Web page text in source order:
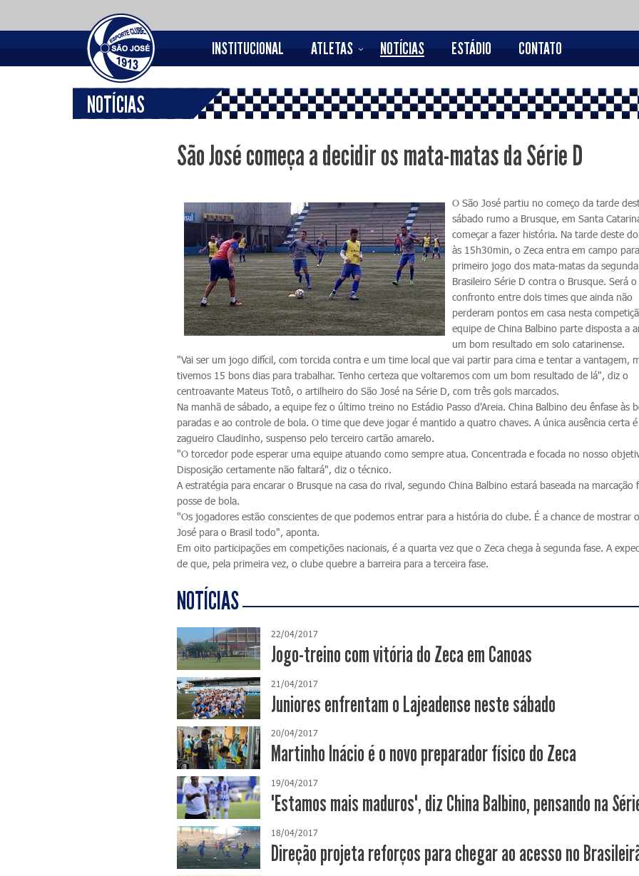
INSTITUCIONAL ATLETAS NOTÍCIAS ESTÁDIO CONTATO
NOTÍCIAS
São José começa a decidir os mata-matas da Série D
O São José partiu no começo da tarde
sábado rumo a Brusque, em Santa
começar a fazer história. Na tarde deste
às 15h30min, o Zeca entra em campo
primeiro jogo dos mata-matas da
Brasileiro Série D contra o Brusque. Será o
confronto entre dois times que ainda não
perderam pontos em casa nesta
equipe de China Balbino parte disposta a
um bom resultado em solo catarinense.
"Vai ser um jogo difícil, com torcida contra e um time local que vai partir para cima e tentar a vantagem,
tivemos 15 bons dias para trabalhar. Tenho certeza que voltaremos com um bom resultado de lá", diz o
centroavante Mateus Totô, o artilheiro do São José na Série D, com três gols marcados.
Na manhã de sábado, a equipe fez o último treino no Estádio Passo d'Areia. China Balbino deu ênfase às
paradas e ao controle de bola. O time que deve jogar é mantido a quatro chaves. A única ausência certa
zagueiro Claudinho, suspenso pelo terceiro cartão amarelo.
"O torcedor pode esperar uma equipe atuando como sempre atua. Concentrada e focada no nosso
Disposição certamente não faltará", diz o técnico.
A estratégia para encarar o Brusque na casa do rival, segundo China Balbino estará baseada na marcação
posse de bola.
"Os jogadores estão conscientes de que podemos entrar para a história do clube. É a chance de mostrar
José para o Brasil todo", aponta.
Em oito participações em competições nacionais, é a quarta vez que o Zeca chega à segunda fase. A
de que, pela primeira vez, o clube quebre a barreira para a terceira fase.
NOTÍCIAS
22/04/2017
Jogo-treino com vitória do Zeca em Canoas
21/04/2017
Juniores enfrentam o Lajeadense neste sábado
20/04/2017
Martinho Inácio é o novo preparador físico do Zeca
19/04/2017
"Estamos mais maduros", diz China Balbino, pensando na
18/04/2017
Direção projeta reforços para chegar ao acesso no